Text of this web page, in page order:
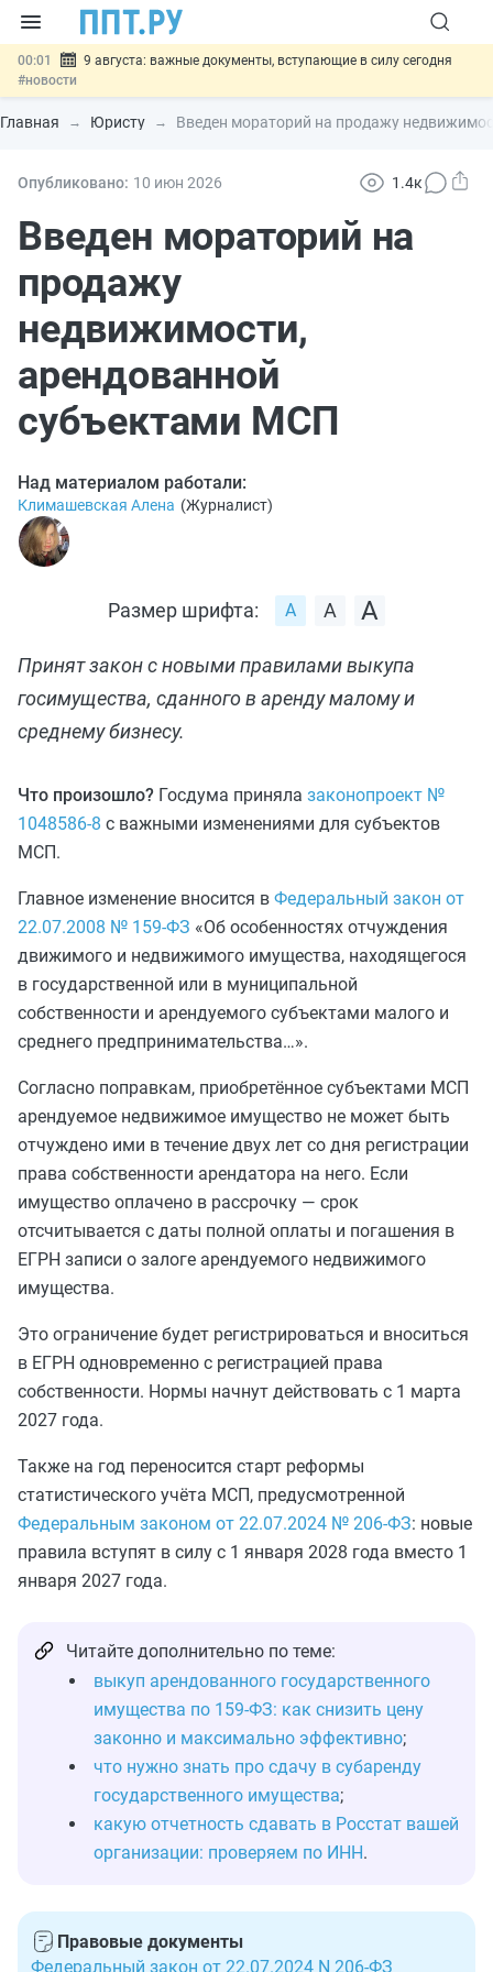
00:01
9 августа: важные документы, вступающие в силу сегодня
#новости
07.08 Подписан закон о блокировке продажи опасных товаров через
«Честный знак»#новости
07.08 Госпошлину за устранение ошибок в документах предлагают
07.08
Разработают единые критерии трудовых и ГПХ-
отношений #новости
Главная Юристу Введен мораторий на продажу
Опубликовано: 10 июн 2026 1.4к
Введен мораторий на
продажу
недвижимости,
арендованной
субъектами МСП
Над материалом работали:
Климашевская Алена (Журналист)
Размер шрифта:
Принят закон с новыми правилами выкупа
госимущества, сданного в аренду малому и
среднему бизнесу.
Что произошло? Госдума приняла законопроект №
1048586-8 с важными изменениями для субъектов
МСП.
Главное изменение вносится в Федеральный закон от
22.07.2008 № 159-ФЗ «Об особенностях отчуждения
движимого и недвижимого имущества, находящегося
в государственной или в муниципальной
собственности и арендуемого субъектами малого и
среднего предпринимательства…».
Согласно поправкам, приобретённое субъектами МСП
арендуемое недвижимое имущество не может быть
отчуждено ими в течение двух лет со дня регистрации
права собственности арендатора на него. Если
имущество оплачено в рассрочку — срок
отсчитывается с даты полной оплаты и погашения в
ЕГРН записи о залоге арендуемого недвижимого
имущества.
Это ограничение будет регистрироваться и вноситься
в ЕГРН одновременно с регистрацией права
собственности. Нормы начнут действовать с 1 марта
2027 года.
Также на год переносится старт реформы
статистического учёта МСП, предусмотренной
Федеральным законом от 22.07.2024 № 206-ФЗ: новые
правила вступят в силу с 1 января 2028 года вместо 1
января 2027 года.
Читайте дополнительно по теме:
выкуп арендованного государственного
имущества по 159-ФЗ: как снизить цену
законно и максимально эффективно;
что нужно знать про сдачу в субаренду
государственного имущества;
какую отчетность сдавать в Росстат вашей
организации: проверяем по ИНН.
Правовые документы
Федеральный закон от 22.07.2024 N 206-ФЗ